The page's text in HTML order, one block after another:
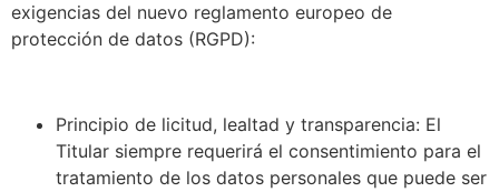
exigencias del nuevo reglamento europeo de
protección de datos (RGPD):
Principio de licitud, lealtad y transparencia: El
Titular siempre requerirá el consentimiento para el
tratamiento de los datos personales que puede ser